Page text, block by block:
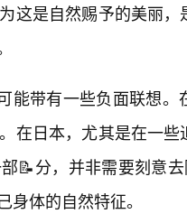
是自然赐予的美丽，
能带有一些负面联想
在日本，尤其是在一
📝分，并非需要刻意去
体的自然特征。